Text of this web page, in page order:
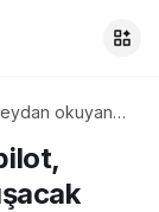
okuyan